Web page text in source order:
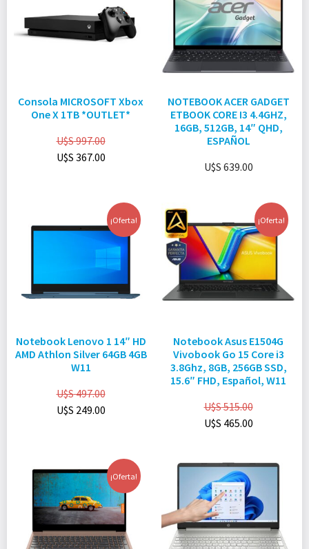
Consola MICROSOFT Xbox
One X 1TB *OUTLET*
U$S997.00
U$S 367.00
NOTEBOOK ACER GADGET
ETBOOK CORE I3 4.4GHZ,
16GB, 512GB, 14″ QHD,
ESPAÑOL
U$S 639.00
¡Oferta!
Notebook Lenovo 1 14″ HD
AMD Athlon Silver 64GB 4GB
W11
U$S497.00
U$S 249.00
¡Oferta!
Notebook Asus E1504G
Vivobook Go 15 Core i3
3.8Ghz, 8GB, 256GB SSD,
15.6″ FHD, Español, W11
U$S515.00
U$S 465.00
¡Oferta!